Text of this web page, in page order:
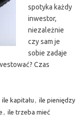
spotyka każdy
inwestor,
niezależnie
czy sam je
sobie zadaje
Czas
ile kapitału , ile pieniędzy
, ile trzeba mieć